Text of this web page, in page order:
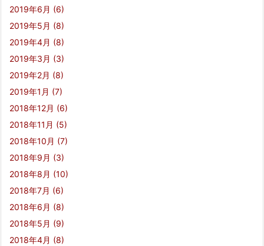
2019年6月 (6)
2019年5月 (8)
2019年4月 (8)
2019年3月 (3)
2019年2月 (8)
2019年1月 (7)
2018年12月 (6)
2018年11月 (5)
2018年10月 (7)
2018年9月 (3)
2018年8月 (10)
2018年7月 (6)
2018年6月 (8)
2018年5月 (9)
2018年4月 (8)